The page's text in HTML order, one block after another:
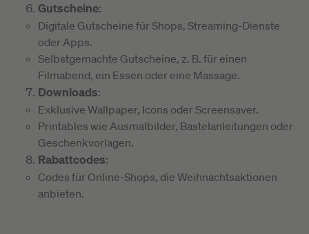
Gutscheine:
Digitale Gutscheine für Shops, Streaming-Dienste
oder Apps.
Selbstgemachte Gutscheine, z. B. für einen
Filmabend, ein Essen oder eine Massage.
Downloads:
Exklusive Wallpaper, Icons oder Screensaver.
Printables wie Ausmalbilder, Bastelanleitungen oder
Geschenkvorlagen.
Rabattcodes:
Codes für Online-Shops, die Weihnachtsaktionen
anbieten.